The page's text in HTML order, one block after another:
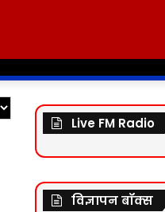
Live FM Radio
विज्ञापन बॉक्स